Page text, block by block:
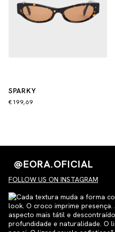
SPARKY
€199,69
@EORA.OFICIAL
FOLLOW US ON INSTAGRAM